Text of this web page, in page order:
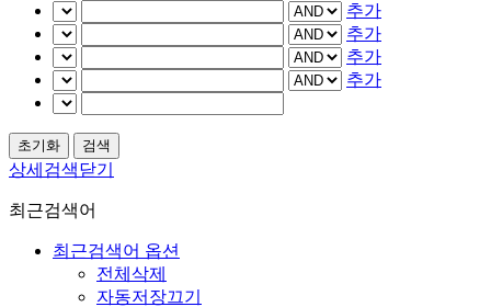
추가
추가
추가
추가
상세검색닫기
최근검색어
최근검색어 옵션
전체삭제
자동저장끄기